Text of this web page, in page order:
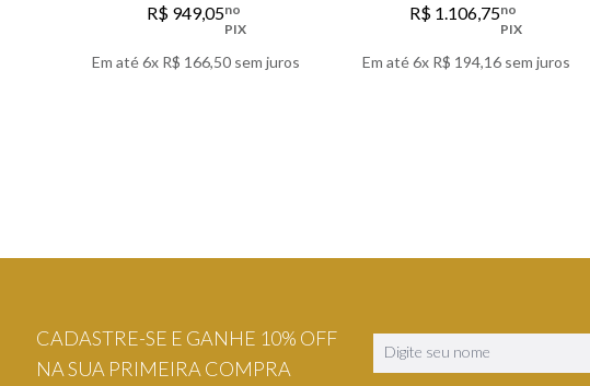
R$ 949,05no
PIX
Em até6x R$ 166,50 sem juros
R$ 1.106,75no
PIX
Em até6x R$ 194,16sem juros
CADASTRE-SE E GANHE 10% OFF
NA SUA PRIMEIRA COMPRA